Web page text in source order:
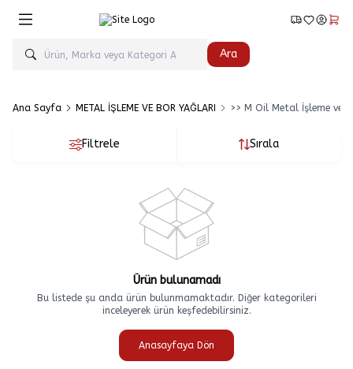
Ara
Favorilerim
Hesabım
Ana Sayfa METAL İŞLEME VE BOR YAĞLARI >> M Oil Metal İşleme ve
Filtrele Sırala
Ürün bulunamadı
Bu listede şu anda ürün bulunmamaktadır. Diğer kategorileri
inceleyerek ürün keşfedebilirsiniz.
Anasayfaya Dön